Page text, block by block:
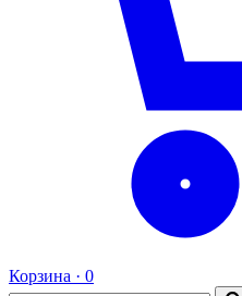
Корзина · 0